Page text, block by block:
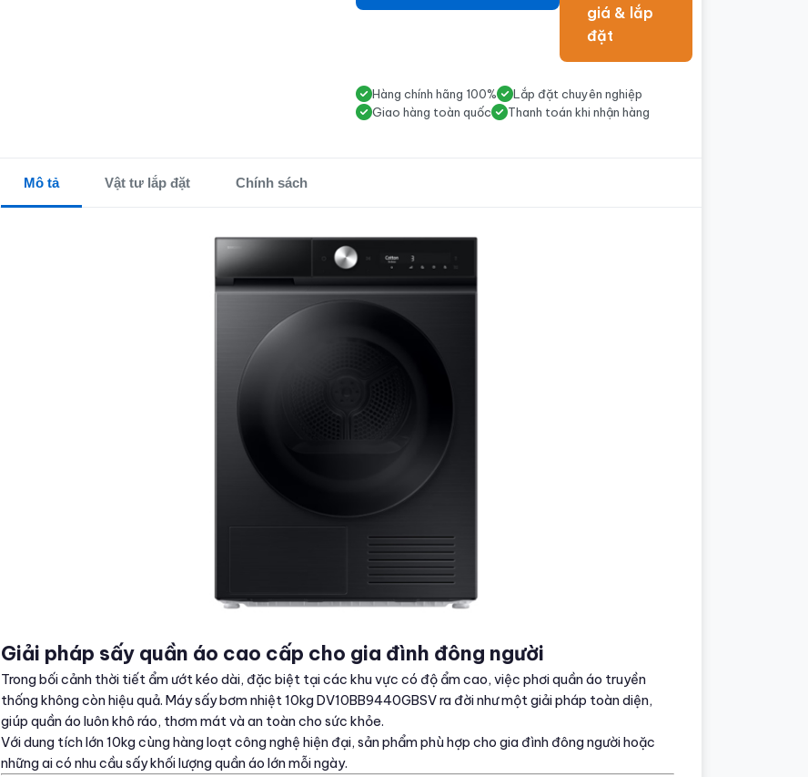
giá & lắp
đặt
Hàng chính hãng 100%
Lắp đặt chuyên nghiệp
Giao hàng toàn quốc
Thanh toán khi nhận hàng
Mô tả Vật tư lắp đặt Chính sách
Giải pháp sấy quần áo cao cấp cho gia đình đông người
Trong bối cảnh thời tiết ẩm ướt kéo dài, đặc biệt tại các khu vực có độ ẩm cao, việc phơi quần áo truyền
thống không còn hiệu quả. Máy sấy bơm nhiệt 10kg DV10BB9440GBSV ra đời như một giải pháp toàn diện,
giúp quần áo luôn khô ráo, thơm mát và an toàn cho sức khỏe.
Với dung tích lớn 10kg cùng hàng loạt công nghệ hiện đại, sản phẩm phù hợp cho gia đình đông người hoặc
những ai có nhu cầu sấy khối lượng quần áo lớn mỗi ngày.